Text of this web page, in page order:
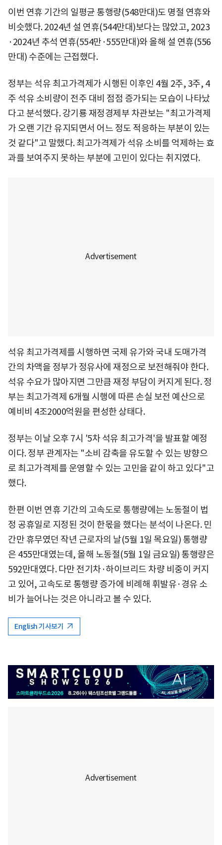
이번 연휴 기간의 일평균 통행량(548만대)도 명절 연휴와
비슷했다. 2024년 설 연휴(544만대)보다는 많았고, 2023
·2024년 추석 연휴(554만·555만대)와 올해 설 연휴(556
만대) 수준에는 근접했다.
정부는 석유 최고가격제가 시행된 이후인 4월 2주, 3주, 4
주 석유 소비량이 전주 대비 점점 증가되는 모습이 나타났
다고 분석했다. 강기룡 재정경제부 차관보는 "최고가격제
가 오랜 기간 유지되면서 어느 정도 적응하는 부분이 있는
것 같다"고 말했다. 최고가격제가 석유 소비를 억제하는 효
과를 보여주지 못하는 부분에 고민이 있다는 취지였다.
석유 최고가격제를 시행하면 국제 유가와 국내 도매가격
간의 차액을 정부가 정유사에 재정으로 보전해줘야 한다.
석유 수요가 많아지면 그만큼 재정 부담이 커지게 된다. 정
부는 최고가격제 6개월 시행에 따른 손실 보전 예산으로
예비비 4조2000억원을 편성한 상태다.
정부는 이날 오후 7시 '5차 석유 최고가격'을 발표할 예정
이다. 정부 관계자는 "소비 감축을 유도할 수 있는 방향으
로 최고가격제를 운영할 수 있는 고민을 같이 하고 있다"고
했다.
한편 이번 연휴 기간의 고속도로 통행량에는 노동절이 법
정 공휴일로 지정된 것이 한몫을 했다는 분석이 나온다. 민
간만 휴무였던 작년 근로자의 날(5월 1일 목요일) 통행량
은 455만대였는데, 올해 노동절(5월 1일 금요일) 통행량은
592만대였다. 다만 전기차·하이브리드 차량 비중이 커지
고 있어, 고속도로 통행량 증가에 비례해 휘발유·경유 소
비가 늘어나는 것은 아니라고 볼 수 있다.
English 기사보기